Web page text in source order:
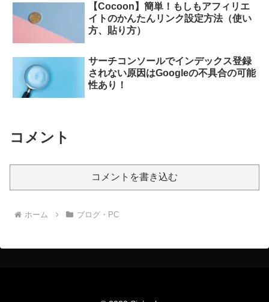
【Cocoon】簡単！もしもアフィリエ
イトのかんたんリンク設定方法（使い
方、貼り方）
サーチコンソールでインデックス登録
されない原因はGoogleの不具合の可能
性あり！
コメント
コメントを書き込む
ホーム ブログ・PC